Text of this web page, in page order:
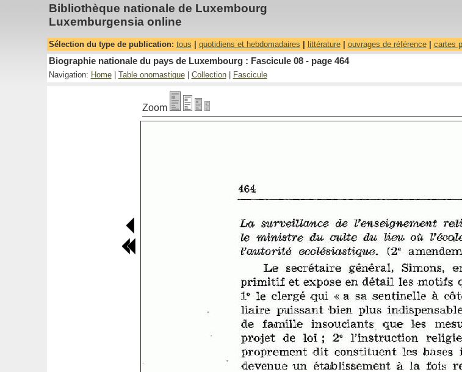
Bibliothèque nationale de Luxembourg
Luxemburgensia online
Sélection du type de publication: tous quotidiens et hebdomadaires littérature| ouvrages de référence| cartes
Biographie nationale du pays de Luxembourg : Fascicule 08 - page 464
Navigation: Home| Table onomastique| Collection| Fascicule
Zoom